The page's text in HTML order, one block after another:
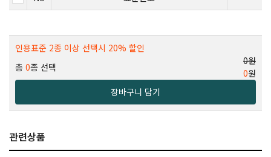
인용표준 2종 이상 선택시 20% 할인
총 0종 선택
0원
0원
장바구니 담기
관련상품